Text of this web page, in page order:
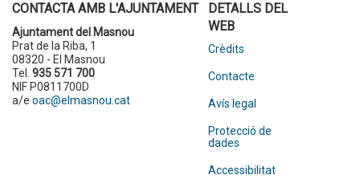
CONTACTA AMB L'AJUNTAMENT
Ajuntament del Masnou
Prat de la Riba, 1
08320 - El Masnou
Tel. 935 571 700
NIF P0811700D
a/e oac@elmasnou.cat
DETALLS DEL
WEB
Crèdits
Contacte
Avís legal
Protecció de
dades
Accessibilitat